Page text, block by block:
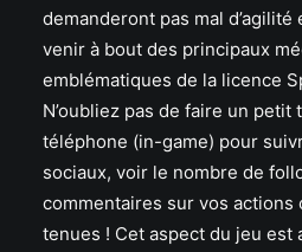
demanderont pas mal
venir à bout des principaux
emblématiques de la licence
N’oubliez pas de faire un petit
téléphone (in-game) pour
sociaux, voir le nombre de
commentaires sur vos actions
tenues ! Cet aspect du jeu est